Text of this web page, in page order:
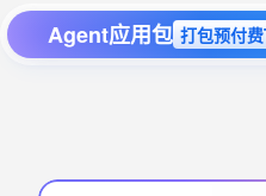
Agent应用包 打包预付